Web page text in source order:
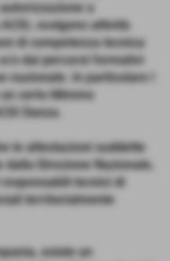
a
svolgono attività
di competenza tecnica
o dai percorsi formativi
nazionale. In particolare l
certo Mimmo
Danza.
le attestazioni suddette
Direzione Nazionale,
tecnici di
territorialmente
esiste un